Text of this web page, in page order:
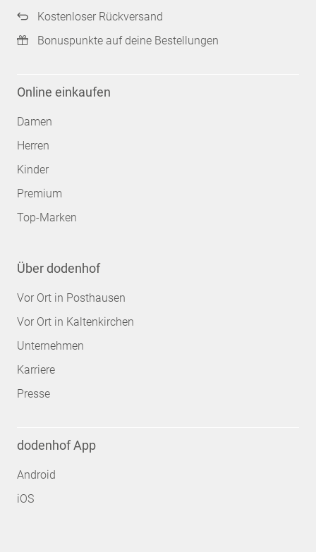
Kostenloser Rückversand
Bonuspunkte auf deine Bestellungen
Online einkaufen
Damen
Herren
Kinder
Premium
Top-Marken
Über dodenhof
Vor Ort in Posthausen
Vor Ort in Kaltenkirchen
Unternehmen
Karriere
Presse
dodenhof App
Android
iOS